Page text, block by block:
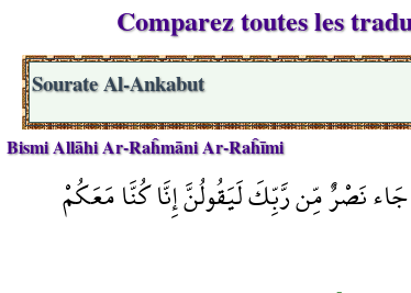
Comparez toutes les
Sourate Al-Ankabut
Bismi Allāhi Ar-Raĥmāni Ar-Raĥīmi
جَاء نَصْرٌ مِّن رَّبِّكَ لَيَقُولُنَّ إِنَّا كُنَّا مَعَكُمْ